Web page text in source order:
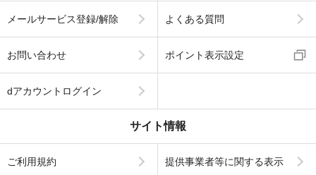
メールサービス登録/解除 よくある質問
お問い合わせ ポイント表示設定
dアカウントログイン
サイト情報
ご利用規約 提供事業者等に関する表示